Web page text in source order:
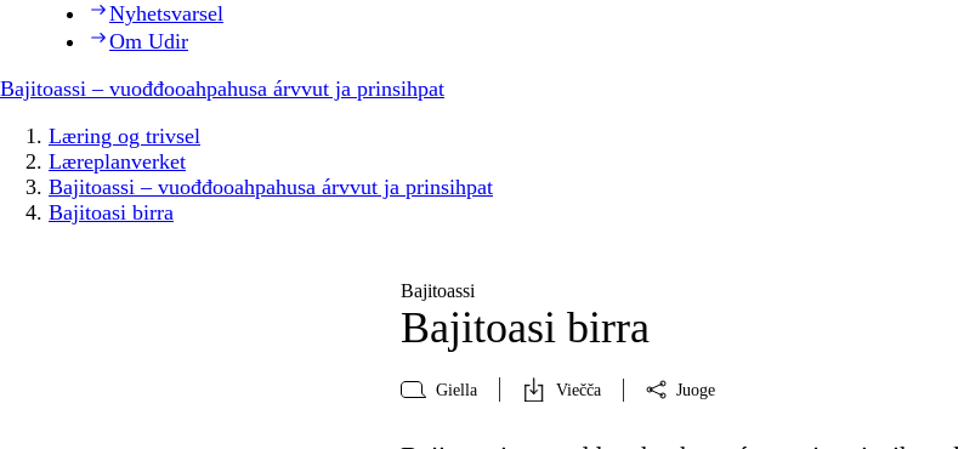
Nyhetsvarsel
Om Udir
Bajitoassi – vuođđooahpahusa árvvut ja prinsihpat
Læring og trivsel
Læreplanverket
Bajitoassi – vuođđooahpahusa árvvut ja prinsihpat
Bajitoasi birra
Bajitoassi
Bajitoasi birra
Giella Viečča Juoge